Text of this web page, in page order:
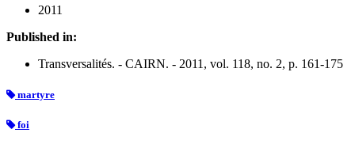
2011
Published in:
Transversalités. - CAIRN. - 2011, vol. 118, no. 2, p. 161-175
martyre
foi